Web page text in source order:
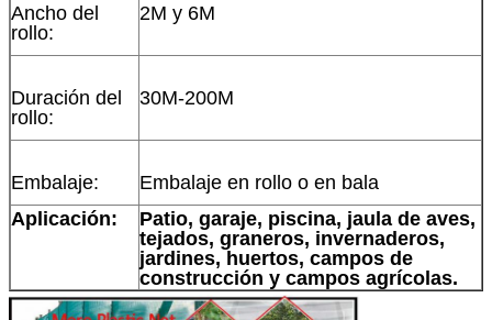
Ancho del
rollo:
2M y 6M
Duración del
rollo:
30M-200M
Embalaje:
Embalaje en rollo o en bala
Aplicación:
Patio, garaje, piscina, jaula de aves,
tejados, graneros, invernaderos,
jardines, huertos, campos de
construcción y campos agrícolas.